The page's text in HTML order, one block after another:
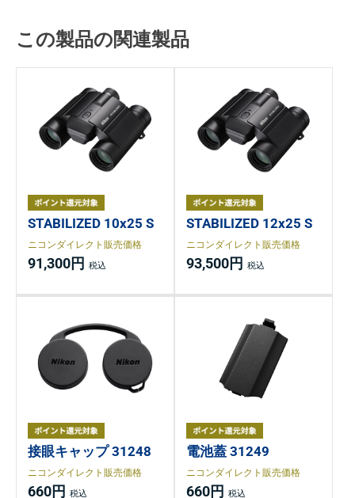
この製品の関連製品
STABILIZED 10x25 S
ニコンダイレクト販売価格
91,300円
STABILIZED 12x25 S
ニコンダイレクト販売価格
93,500円
接眼キャップ 31248
ニコンダイレクト販売価格
660円
電池蓋 31249
ニコンダイレクト販売価格
660円